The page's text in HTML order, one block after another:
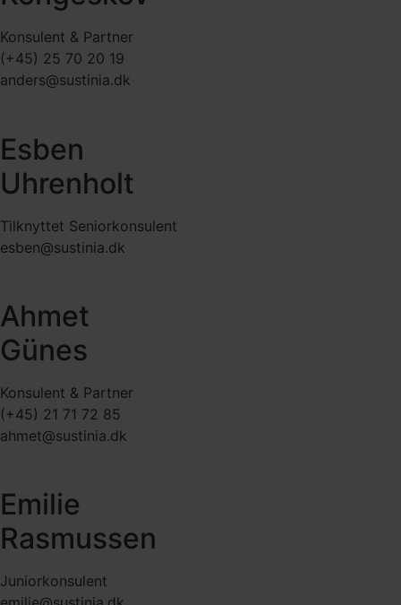
Konsulent & Partner
(+45) 25 70 20 19
anders@sustinia.dk
Esben
Uhrenholt
Tilknyttet Seniorkonsulent
esben@sustinia.dk
Ahmet
Günes
Konsulent & Partner
(+45) 21 71 72 85
ahmet@sustinia.dk
Emilie
Rasmussen
Juniorkonsulent